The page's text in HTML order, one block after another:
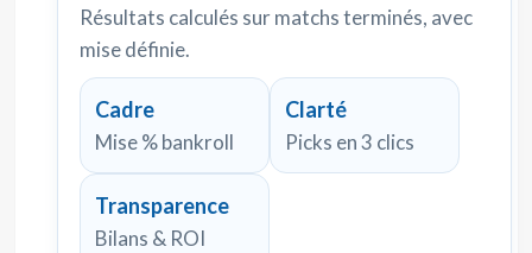
Résultats calculés sur matchs terminés, avec
mise définie.
Cadre
Mise % bankroll
Clarté
Picks en 3 clics
Transparence
Bilans & ROI